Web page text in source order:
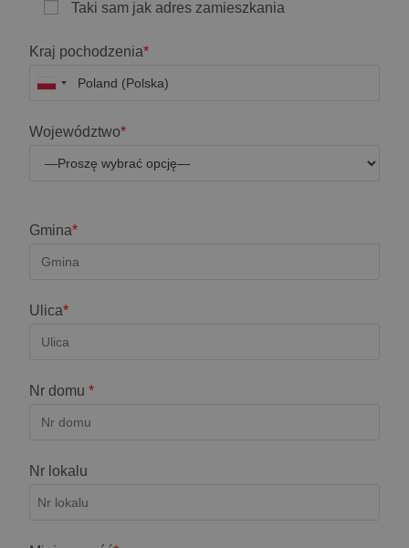
Taki sam jak adres zamieszkania
Kraj pochodzenia*
Województwo*
Gmina*
Ulica*
Nr domu*
Nr lokalu